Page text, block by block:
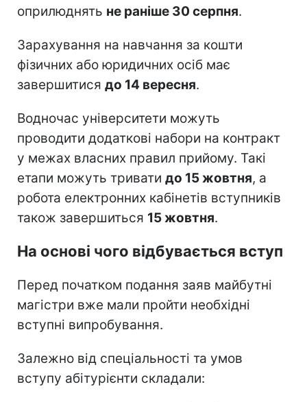
оприлюднять не раніше 30 серпня.
Зарахування на навчання за кошти
фізичних або юридичних осіб має
завершитися до 14 вересня.
Водночас університети можуть
проводити додаткові набори на контракт
у межах власних правил прийому. Такі
етапи можуть тривати до 15 жовтня, а
робота електронних кабінетів вступників
також завершиться 15 жовтня.
На основі чого відбувається вступ
Перед початком подання заяв майбутні
магістри вже мали пройти необхідні
вступні випробування.
Залежно від спеціальності та умов
вступу абітурієнти складали: